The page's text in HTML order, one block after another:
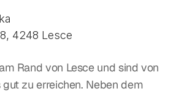
4248 Lesce
Rand von Lesce und sind von
zu erreichen. Neben dem